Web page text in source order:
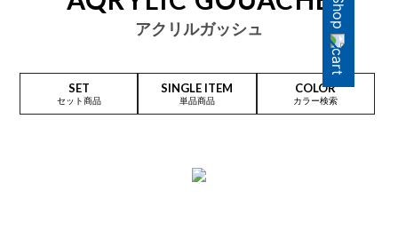
アクリルガッシュ
SET
セット商品
SINGLE ITEM
単品商品
COLOR
カラー検索